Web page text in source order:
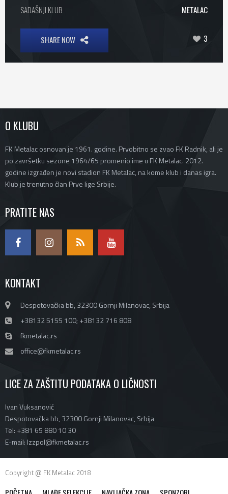
SADAŠNJI KLUB
METALAC
SHARE NOW 3
O KLUBU
FK Metalac osnovan je 1961. godine. Prvobitno se zvao FK Radnik, ali je
po završetku sezone 1964/65 promenio ime u FK Metalac. 2012.
godine izgrađen je novi stadion FK Metalac, na kome klub i danas igra.
Klub je trenutno član Prve lige Srbije.
PRATITE NAS
KONTAKT
Despotovačka bb, 32300 Gornji Milanovac, Srbija
+38132 5155 100; +38132 716 808
fkmetalac.rs
office@fkmetalac.rs
LICE ZA ZAŠTITU PODATAKA O LIČNOSTI
Ivan Vuksanović
Despotovačka bb, 32300 Gornji Milanovac, Srbija
Tel: +381 65 880 10 30
E-mail: lzzpol@fkmetalac.rs
Copyright @ FK Metalac 2018